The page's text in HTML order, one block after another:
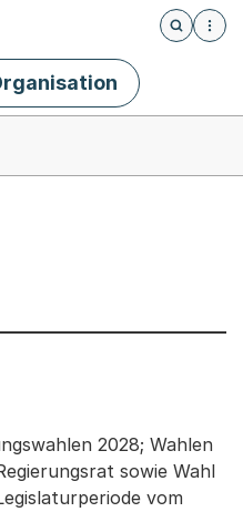
Öffnet
Geschäft
2028; Wahlen
sowie Wahl
vom